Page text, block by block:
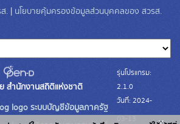
. | นโยบายคุ้มครองข้อมูลส่วนบุคคลของ สวรส.
สำนักงานสถิติแห่งชาติ
ระบบบัญชีข้อมูลภาครัฐ
รุ่นโปรแกรม:
2.1.0
วันที่: 2024-